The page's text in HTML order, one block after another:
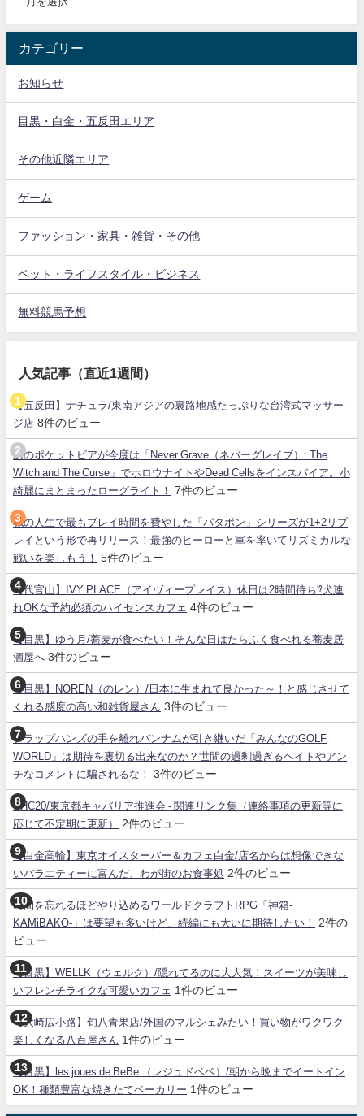
カテゴリー
お知らせ
目黒・白金・五反田エリア
その他近隣エリア
ゲーム
ファッション・家具・雑貨・その他
ペット・ライフスタイル・ビジネス
無料競馬予想
人気記事（直近1週間）
【五反田】ナチュラ/東南アジアの裏路地感たっぷりな台湾式マッサー
ジ店 8件のビュー
あのポケットピアが今度は「Never Grave（ネバーグレイブ）: The
Witch and The Curse」でホロウナイトやDead Cellsをインスパイア。小
綺麗にまとまったローグライト！
7件のビュー
私の人生で最もプレイ時間を費やした「パタポン」シリーズが1+2リプ
レイという形で再リリース！最強のヒーローと軍を率いてリズミカルな
戦いを楽しもう！
5件のビュー
【代官山】IVY PLACE（アイヴィープレイス）休日は2時間待ち⁉犬連
れOKな予約必須のハイセンスカフェ 4件のビュー
【目黒】ゆう月/蕎麦が食べたい！そんな日はたらふく食べれる蕎麦居
酒屋へ 3件のビュー
【目黒】NOREN（のレン）/日本に生まれて良かった～！と感じさせて
くれる感度の高い和雑貨屋さん 3件のビュー
クラップハンズの手を離れバンナムが引き継いだ「みんなのGOLF
WORLD」は期待を裏切る出来なのか？世間の過剰過ぎるヘイトやアン
チなコメントに騙されるな！
3件のビュー
SHC20/東京都キャバリア推進会 - 関連リンク集（連絡事項の更新等に
応じて不定期に更新）
2件のビュー
【白金高輪】東京オイスターバー＆カフェ白金/店名からは想像できな
いバラエティーに富んだ、わが街のお食事処 2件のビュー
時間を忘れるほどやり込めるワールドクラフトRPG「神箱-
KAMiBAKO-」は要望も多いけど、続編にも大いに期待したい！
2件の
ビュー
【目黒】WELLK（ウェルク）/隠れてるのに大人気！スイーツが美味し
いフレンチライクな可愛いカフェ 1件のビュー
【大崎広小路】旬八青果店/外国のマルシェみたい！買い物がワクワク
楽しくなる八百屋さん 1件のビュー
【目黒】les joues de BeBe （レジュドベベ）/朝から晩までイートイン
OK！種類豊富な焼きたてベーカリー 1件のビュー